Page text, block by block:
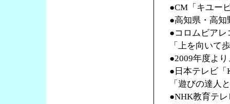
●CM「キユー
●高知県・高知
●コロムビアレ
「上を向いて
●2009年度よ
●日本テレビ
「遊びの達人
●NHK教育テ